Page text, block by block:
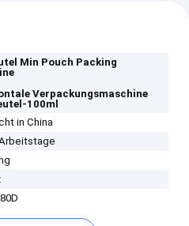
Min Pouch Packing
Verpackungsmaschine
100ml
in China